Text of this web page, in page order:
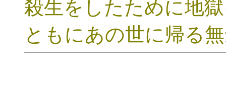
殺生をしたために地
ともにあの世に帰る